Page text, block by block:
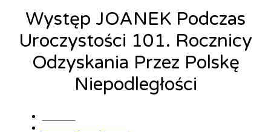
Występ JOANEK Podczas
Uroczystości 101. Rocznicy
Odzyskania Przez Polskę
Niepodległości